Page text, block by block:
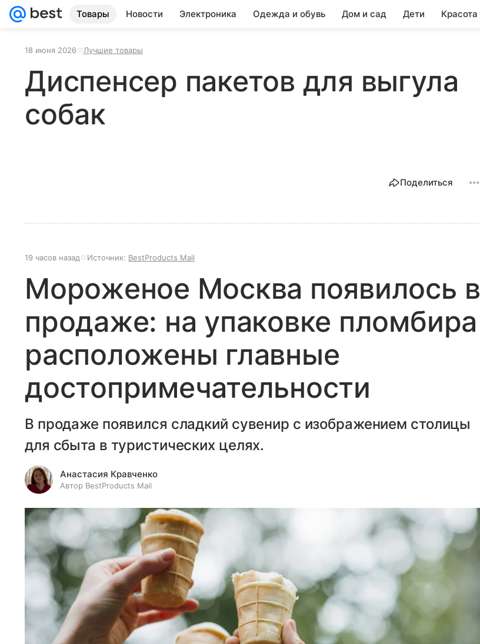
Товары Новости Электроника Одежда и обувь Дом и сад Дети Красота
18 июня 2026 Лучшие товары
Диспенсер пакетов для выгула
собак
Поделиться
19 часов назад Источник: BestProducts Mail
Мороженое Москва появилось в
продаже: на упаковке пломбира
расположены главные
достопримечательности
В продаже появился сладкий сувенир с изображением столицы
для сбыта в туристических целях.
Анастасия Кравченко
Автор BestProducts Mail